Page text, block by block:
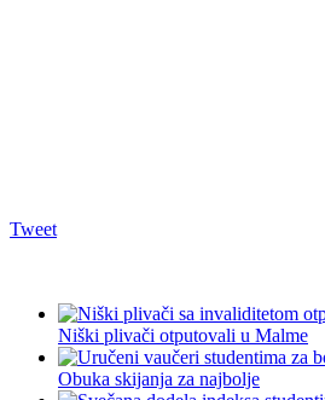
Tweet
Niški plivači otputovali u Malme
Obuka skijanja za najbolje